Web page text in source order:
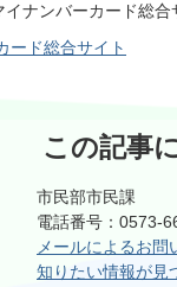
ナンバーカード総合
ード総合サイト
この記事
市民部市民課
電話番号：0573-
メールによるお問
知りたい情報が見